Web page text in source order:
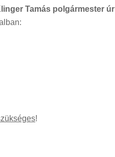
Tamás polgármester úr
!